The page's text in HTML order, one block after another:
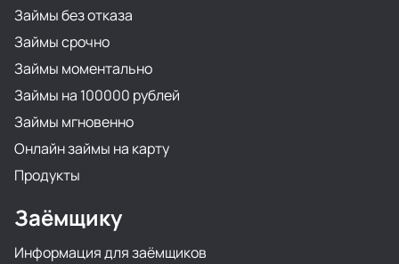
Займы без отказа
Займы срочно
Займы моментально
Займы на 100000 рублей
Займы мгновенно
Онлайн займы на карту
Продукты
Заёмщику
Информация для заёмщиков